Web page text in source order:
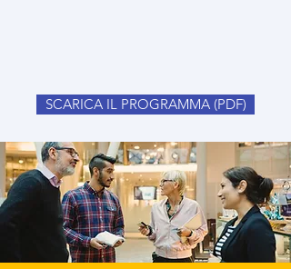
SCARICA IL PROGRAMMA (PDF)